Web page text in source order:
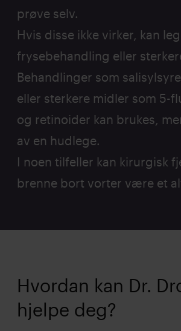
prøve selv.
Hvis disse ikke virker, kan
frysebehandling eller
Behandlinger som
eller sterkere midler som 5-
og retinoider kan brukes,
av en hudlege.
I noen tilfeller kan kirurgisk
brenne bort vorter være et
Hvordan kan Dr.
hjelpe deg?